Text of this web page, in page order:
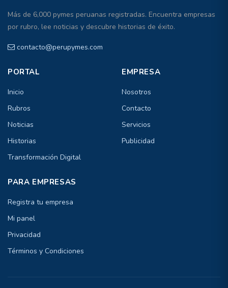
Más de 6,000 pymes peruanas registradas. Encuentra empresas
por rubro, lee noticias y descubre historias de éxito.
contacto@perupymes.com
PORTAL
Inicio
Rubros
Noticias
Historias
Transformación Digital
EMPRESA
Nosotros
Contacto
Servicios
Publicidad
PARA EMPRESAS
Registra tu empresa
Mi panel
Privacidad
Términos y Condiciones